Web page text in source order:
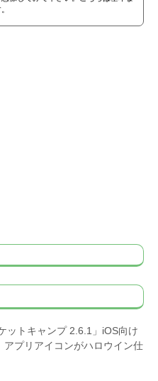
ットキャンプ 2.6.1」iOS向け
アプリアイコンがハロウイン仕